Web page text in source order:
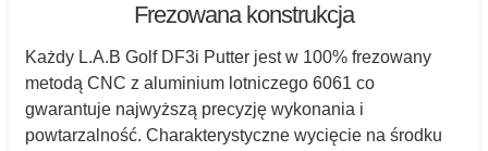
Frezowana konstrukcja
Każdy L.A.B Golf DF3i Putter jest w 100% frezowany
metodą CNC z aluminium lotniczego 6061 co
gwarantuje najwyższą precyzję wykonania i
powtarzalność. Charakterystyczne wycięcie na środku